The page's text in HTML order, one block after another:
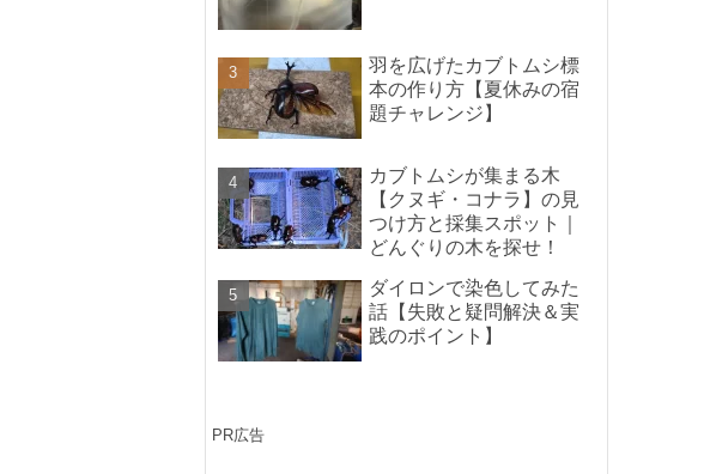
羽を広げたカブトムシ標
本の作り方【夏休みの宿
題チャレンジ】
カブトムシが集まる木
【クヌギ・コナラ】の見
つけ方と採集スポット｜
どんぐりの木を探せ！
ダイロンで染色してみた
話【失敗と疑問解決＆実
践のポイント】
PR広告